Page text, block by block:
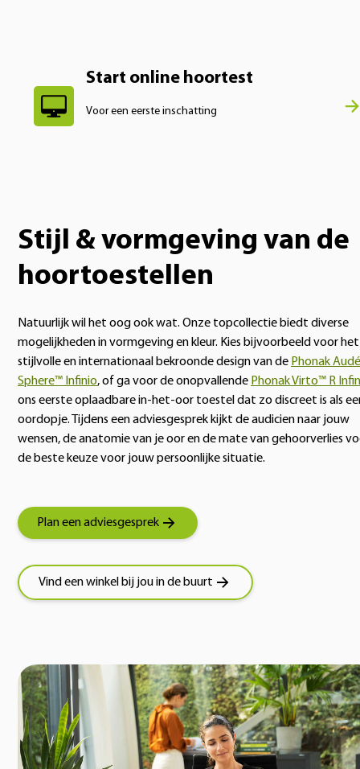
Start online hoortest
Voor een eerste inschatting
Stijl & vormgeving van de
hoortoestellen
Natuurlijk wil het oog ook wat. Onze topcollectie biedt diverse
mogelijkheden in vormgeving en kleur. Kies bijvoorbeeld voor het
stijlvolle en internationaal bekroonde design van de Phonak
Sphere™ Infinio, of ga voor de onopvallende Phonak Virto™ R
ons eerste oplaadbare in-het-oor toestel dat zo discreet is als
oordopje. Tijdens een adviesgesprek kijkt de audicien naar jouw
wensen, de anatomie van je oor en de mate van gehoorverlies
de beste keuze voor jouw persoonlijke situatie.
Plan een adviesgesprek
Vind een winkel bij jou in de buurt